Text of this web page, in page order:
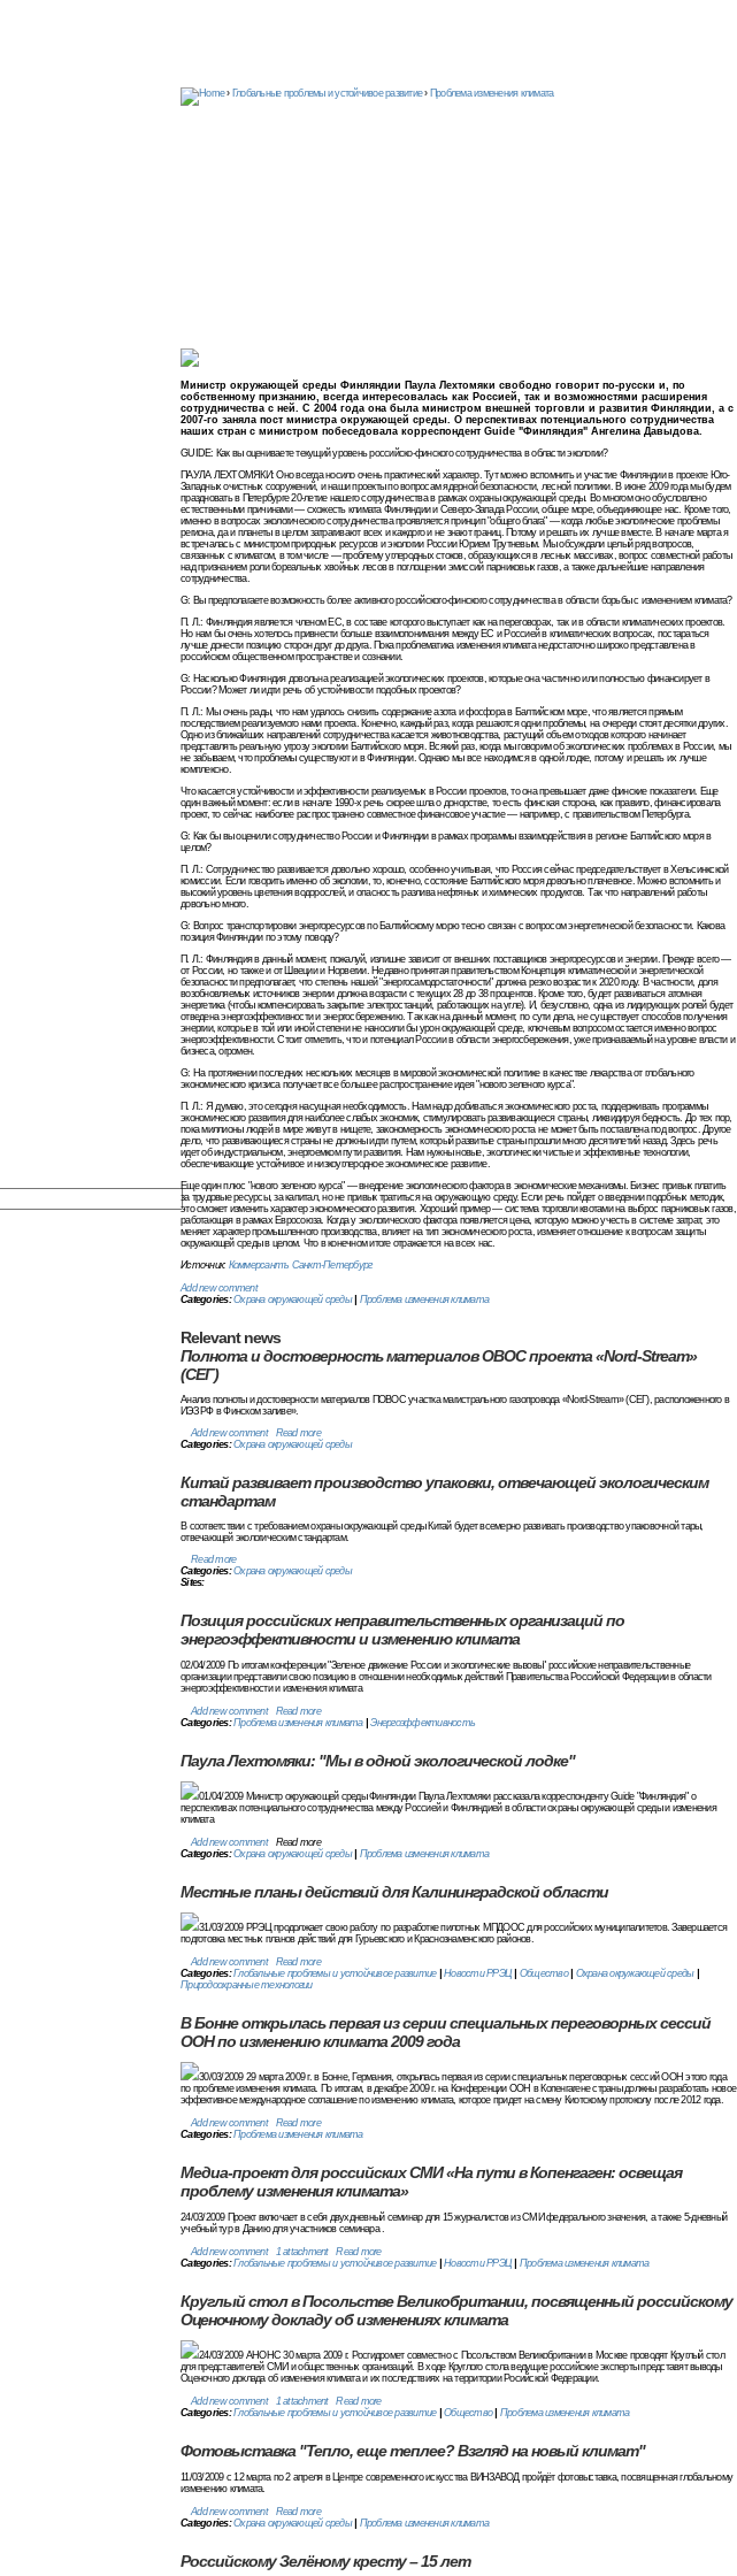
› Глобальные проблемы и устойчивое развитие› Проблема изменения климата
Министр окружающей среды Финляндии Паула Лехтомяки свободно говорит по-русски и, по
собственному признанию, всегда интересовалась как Россией, так и возможностями расширения
сотрудничества с ней. С 2004 года она была министром внешней торговли и развития Финляндии, а с
2007-го заняла пост министра окружающей среды. О перспективах потенциального сотрудничества
наших стран с министром побеседовала корреспондент Guide "Финляндия" Ангелина Давыдова.
GUIDE: Как вы оцениваете текущий уровень российско-финского сотрудничества в области экологии?
ПАУЛА ЛЕХТОМЯКИ: Оно всегда носило очень практический характер. Тут можно вспомнить и участие Финляндии в проекте Юго-
Западных очистных сооружений, и наши проекты по вопросам ядерной безопасности, лесной политики. В июне 2009 года мы будем
праздновать в Петербурге 20-летие нашего сотрудничества в рамках охраны окружающей среды. Во многом оно обусловлено
естественными причинами — схожесть климата Финляндии и Северо-Запада России, общее море, объединяющее нас. Кроме того,
именно в вопросах экологического сотрудничества проявляется принцип "общего блага" — когда любые экологические проблемы
региона, да и планеты в целом затрагивают всех и каждого и не знают границ. Потому и решать их лучше вместе. В начале марта я
встречалась с министром природных ресурсов и экологии России Юрием Трутневым. Мы обсуждали целый ряд вопросов,
связанных с климатом, в том числе — проблему углеродных стоков, образующихся в лесных массивах, вопрос совместной работы
над признанием роли бореальных хвойных лесов в поглощении эмиссий парниковых газов, а также дальнейшие направления
сотрудничества.
G: Вы предполагаете возможность более активного российского-финского сотрудничества в области борьбы с изменением климата?
П. Л.: Финляндия является членом ЕС, в составе которого выступает как на переговорах, так и в области климатических проектов.
Но нам бы очень хотелось привнести больше взаимопонимания между ЕС и Россией в климатических вопросах, постараться
лучше донести позицию сторон друг до друга. Пока проблематика изменения климата недостаточно широко представлена в
российском общественном пространстве и сознании.
G: Насколько Финляндия довольна реализацией экологических проектов, которые она частично или полностью финансирует в
России? Может ли идти речь об устойчивости подобных проектов?
П. Л.: Мы очень рады, что нам удалось снизить содержание азота и фосфора в Балтийском море, что является прямым
последствием реализуемого нами проекта. Конечно, каждый раз, когда решаются одни проблемы, на очереди стоят десятки других.
Одно из ближайших направлений сотрудничества касается животноводства, растущий объем отходов которого начинает
представлять реальную угрозу экологии Балтийского моря. Всякий раз, когда мы говорим об экологических проблемах в России, мы
не забываем, что проблемы существуют и в Финляндии. Однако мы все находимся в одной лодке, потому и решать их лучше
комплексно.
Что касается устойчивости и эффективности реализуемых в России проектов, то она превышает даже финские показатели. Еще
один важный момент: если в начале 1990-х речь скорее шла о донорстве, то есть финская сторона, как правило, финансировала
проект, то сейчас наиболее распространено совместное финансовое участие — например, с правительством Петербурга.
G: Как бы вы оценили сотрудничество России и Финляндии в рамках программы взаимодействия в регионе Балтийского моря в
целом?
П. Л.: Сотрудничество развивается довольно хорошо, особенно учитывая, что Россия сейчас председательствует в Хельсинкской
комиссии. Если говорить именно об экологии, то, конечно, состояние Балтийского моря довольно плачевное. Можно вспомнить и
высокий уровень цветения водорослей, и опасность разлива нефтяных и химических продуктов. Так что направлений работы
довольно много.
G: Вопрос транспортировки энергоресурсов по Балтийскому морю тесно связан с вопросом энергетической безопасности. Какова
позиция Финляндии по этому поводу?
П. Л.: Финляндия в данный момент, пожалуй, излишне зависит от внешних поставщиков энергоресурсов и энергии. Прежде всего —
от России, но также и от Швеции и Норвегии. Недавно принятая правительством Концепция климатической и энергетической
безопасности предполагает, что степень нашей "энергосамодостаточности" должна резко возрасти к 2020 году. В частности, доля
возобновляемых источников энергии должна возрасти с текущих 28 до 38 процентов. Кроме того, будет развиваться атомная
энергетика (чтобы компенсировать закрытие электростанций, работающих на угле). И, безусловно, одна из лидирующих ролей будет
отведена энергоэффективности и энергосбережению. Так как на данный момент, по сути дела, не существует способов получения
энергии, которые в той или иной степени не наносили бы урон окружающей среде, ключевым вопросом остается именно вопрос
энергоэффективности. Стоит отметить, что и потенциал России в области энергосбережения, уже признаваемый на уровне власти и
бизнеса, огромен.
G: На протяжении последних нескольких месяцев в мировой экономической политике в качестве лекарства от глобального
экономического кризиса получает все большее распространение идея "нового зеленого курса".
П. Л.: Я думаю, это сегодня насущная необходимость. Нам надо добиваться экономического роста, поддерживать программы
экономического развития для наиболее слабых экономик, стимулировать развивающиеся страны, ликвидируя бедность. До тех пор,
пока миллионы людей в мире живут в нищете, закономерность экономического роста не может быть поставлена под вопрос. Другое
дело, что развивающиеся страны не должны идти путем, который развитые страны прошли много десятилетий назад. Здесь речь
идет об индустриальном, энергоемком пути развития. Нам нужны новые, экологически чистые и эффективные технологии,
обеспечивающие устойчивое и низкоуглеродное экономическое развитие.
Еще один плюс "нового зеленого курса" — внедрение экологического фактора в экономические механизмы. Бизнес привык платить
за трудовые ресурсы, за капитал, но не привык тратиться на окружающую среду. Если речь пойдет о введении подобных методик,
это сможет изменить характер экономического развития. Хороший пример — система торговли квотами на выброс парниковых газов,
работающая в рамках Евросоюза. Когда у экологического фактора появляется цена, которую можно учесть в системе затрат, это
меняет характер промышленного производства, влияет на тип экономического роста, изменяет отношение к вопросам защиты
окружающей среды в целом. Что в конечном итоге отражается на всех нас.
Источник: Коммерсантъ Санкт-Петербург
Add new comment
Categories:Охрана окружающей среды| Проблема изменения климата
Relevantnews
Полнота и достоверность материалов ОВОС проекта «Nord-Stream»
(СЕГ)
Анализ полноты и достоверности материалов ПОВОС участка магистрального газопровода «Nord-Stream» (СЕГ), расположенного в
ИЭЗ РФ в Финском заливе».
Add new comment
Read more
Categories:Охрана окружающей среды
Китай развивает производство упаковки, отвечающей экологическим
стандартам
В соответствии с требованием охраны окружающей среды Китай будет всемерно развивать производство упаковочной тары,
отвечающей экологическим стандартам.
Read more
Categories:Охрана окружающей среды
Sites:
Позиция российских неправительственных организаций по
энергоэффективности и изменению климата
02/04/2009 По итогам конференции "Зеленое движение России и экологические вызовы" российские неправительственные
организации представили свою позицию в отношении необходимых действий Правительства Российской Федерации в области
энергоэффективности и изменения климата
Add new comment
Read more
Categories:Проблема изменения климата|Энергоэффективность
Паула Лехтомяки: "Мы в одной экологической лодке"
01/04/2009 Министр окружающей среды Финляндии Паула Лехтомяки рассказала корреспонденту Guide "Финляндия" о
перспективах потенциального сотрудничества между Россией и Финляндией в области охраны окружающей среды и изменения
климата
Add new comment
Read more
Categories:Охрана окружающей среды| Проблема изменения климата
Местные планы действий для Калининградской области
31/03/2009 РРЭЦ продолжает свою работу по разработке пилотных МПДООС для российских муниципалитетов. Завершается
подготовка местных планов действий для Гурьевского и Краснознаменского районов.
Add new comment
Read more
Categories:Глобальные проблемы и устойчивое развитие| Новости РРЭЦ| Общество| Охрана окружающей среды|
Природоохранные технологии
В Бонне открылась первая из серии специальных переговорных сессий
ООН по изменению климата 2009 года
30/03/2009 29 марта 2009 г. в Бонне, Германия, открылась первая из серии специальных переговорных сессий ООН этого года
по проблеме изменения климата. По итогам, в декабре 2009 г. на Конференции ООН в Копенгагене страны должны разработать новое
эффективное международное соглашение по изменению климата, которое придет на смену Киотскому протоколу после 2012 года.
Add new comment
Read more
Categories:Проблема изменения климата
Медиа-проект для российских СМИ «На пути в Копенгаген: освещая
проблему изменения климата»
24/03/2009 Проект включает в себя двухдневный семинар для 15 журналистов из СМИ федерального значения, а также 5-дневный
учебный тур в Данию для участников семинара .
Add new comment
1 attachment
Read more
Categories:Глобальные проблемы и устойчивое развитие| Новости РРЭЦ| Проблема изменения климата
Круглый стол в Посольстве Великобритании, посвященный российскому
Оценочному докладу об изменениях климата
24/03/2009 АНОНС 30 марта 2009 г. Росгидромет совместно с Посольством Великобритании в Москве проводят Круглый стол
для представителей СМИ и общественных организаций. В ходе Круглого стола ведущие российские эксперты представят выводы
Оценочного доклада об изменения климата и их последствиях на территории Росийской Федерации.
Add new comment
1 attachment
Read more
Categories:Глобальные проблемы и устойчивое развитие| Общество| Проблема изменения климата
Фотовыставка "Тепло, еще теплее? Взгляд на новый климат"
11/03/2009 c 12 марта по 2 апреля в Центре современного искусства ВИНЗАВОД пройдёт фотовыставка, посвященная глобальному
изменению климата.
Add new comment
Read more
Categories:Охрана окружающей среды| Проблема изменения климата
Российскому Зелёному кресту – 15 лет